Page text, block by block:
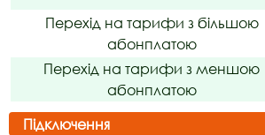
Перехід на тарифи з більшою
абонплатою
Перехід на тарифи з меншою
абонплатою
Підключення